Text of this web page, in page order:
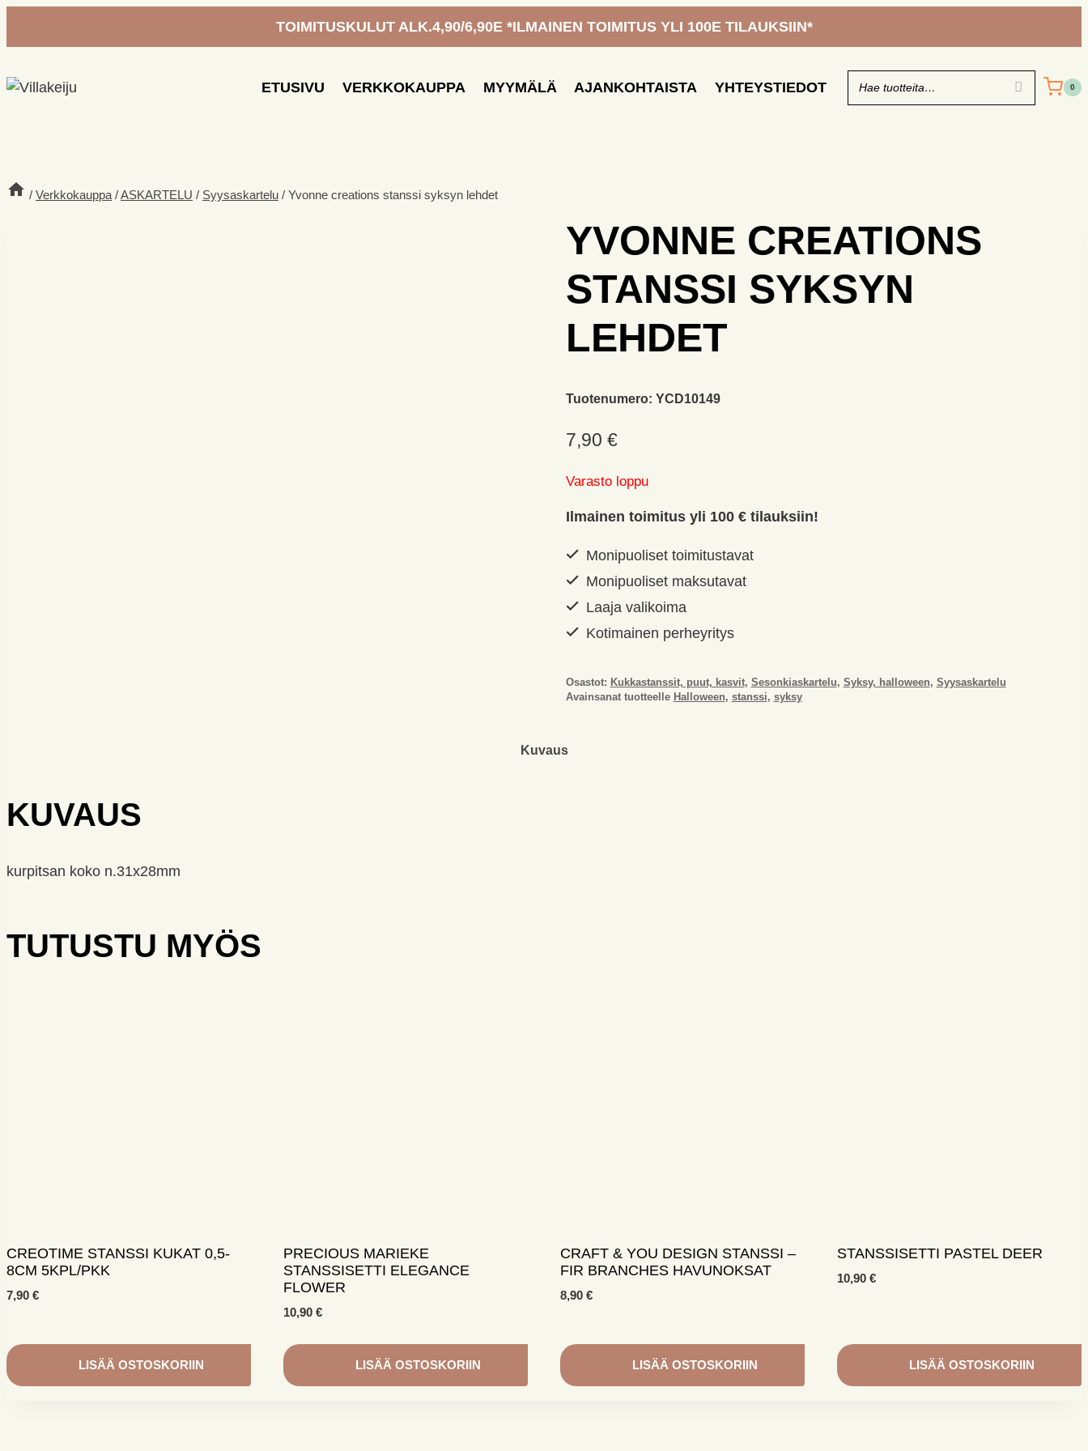
TOIMITUSKULUT ALK.4,90/6,90E *ILMAINEN TOIMITUS YLI 100E TILAUKSIIN*
ETUSIVU VERKKOKAUPPA MYYMÄLÄ AJANKOHTAISTA YHTEYSTIEDOT 0
/ Verkkokauppa /ASKARTELU / Syysaskartelu / Yvonne creations stanssi syksyn lehdet
YVONNE CREATIONS
STANSSI SYKSYN
LEHDET
Tuotenumero: YCD10149
7,90 €
Varasto loppu
Ilmainen toimitus yli 100 € tilauksiin!
Monipuoliset toimitustavat
Monipuoliset maksutavat
Laaja valikoima
Kotimainen perheyritys
Osastot: Kukkastanssit, puut, kasvit, Sesonkiaskartelu, Syksy, halloween, Syysaskartelu
Avainsanat tuotteelle Halloween, stanssi, syksy
Kuvaus
KUVAUS
kurpitsan koko n.31x28mm
TUTUSTU MYÖS
CREOTIME STANSSI KUKAT 0,5-
8CM 5KPL/PKK
7,90 €
LISÄÄ OSTOSKORIIN
PRECIOUS MARIEKE
STANSSISETTI ELEGANCE
FLOWER
10,90 €
LISÄÄ OSTOSKORIIN
CRAFT & YOU DESIGN STANSSI –
FIR BRANCHES HAVUNOKSAT
8,90 €
LISÄÄ OSTOSKORIIN
STANSSISETTI PASTEL DEER
10,90 €
LISÄÄ OSTOSKORIIN